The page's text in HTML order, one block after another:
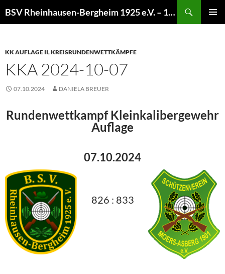
Inhalt
BSV Rheinhausen-Bergheim 1925 e.V. – 100% Sportschießen
KK AUFLAGE II,KREISRUNDENWETTKÄMPFE
KKA 2024-10-07
07.10.2024 DANIELA BREUER
Rundenwettkampf Kleinkalibergewehr
Auflage
07.10.2024
826 : 833